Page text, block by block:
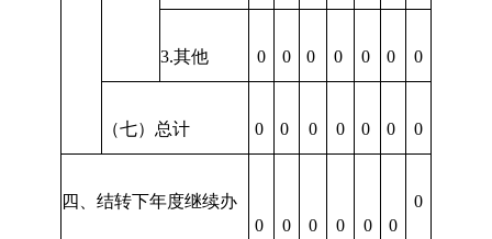
3.其他 0 0 0 0 0 0 0
（七）总计 0 0 0 0 0 0 0
四、结转下年度继续办
0 0 0 0 0 0
0